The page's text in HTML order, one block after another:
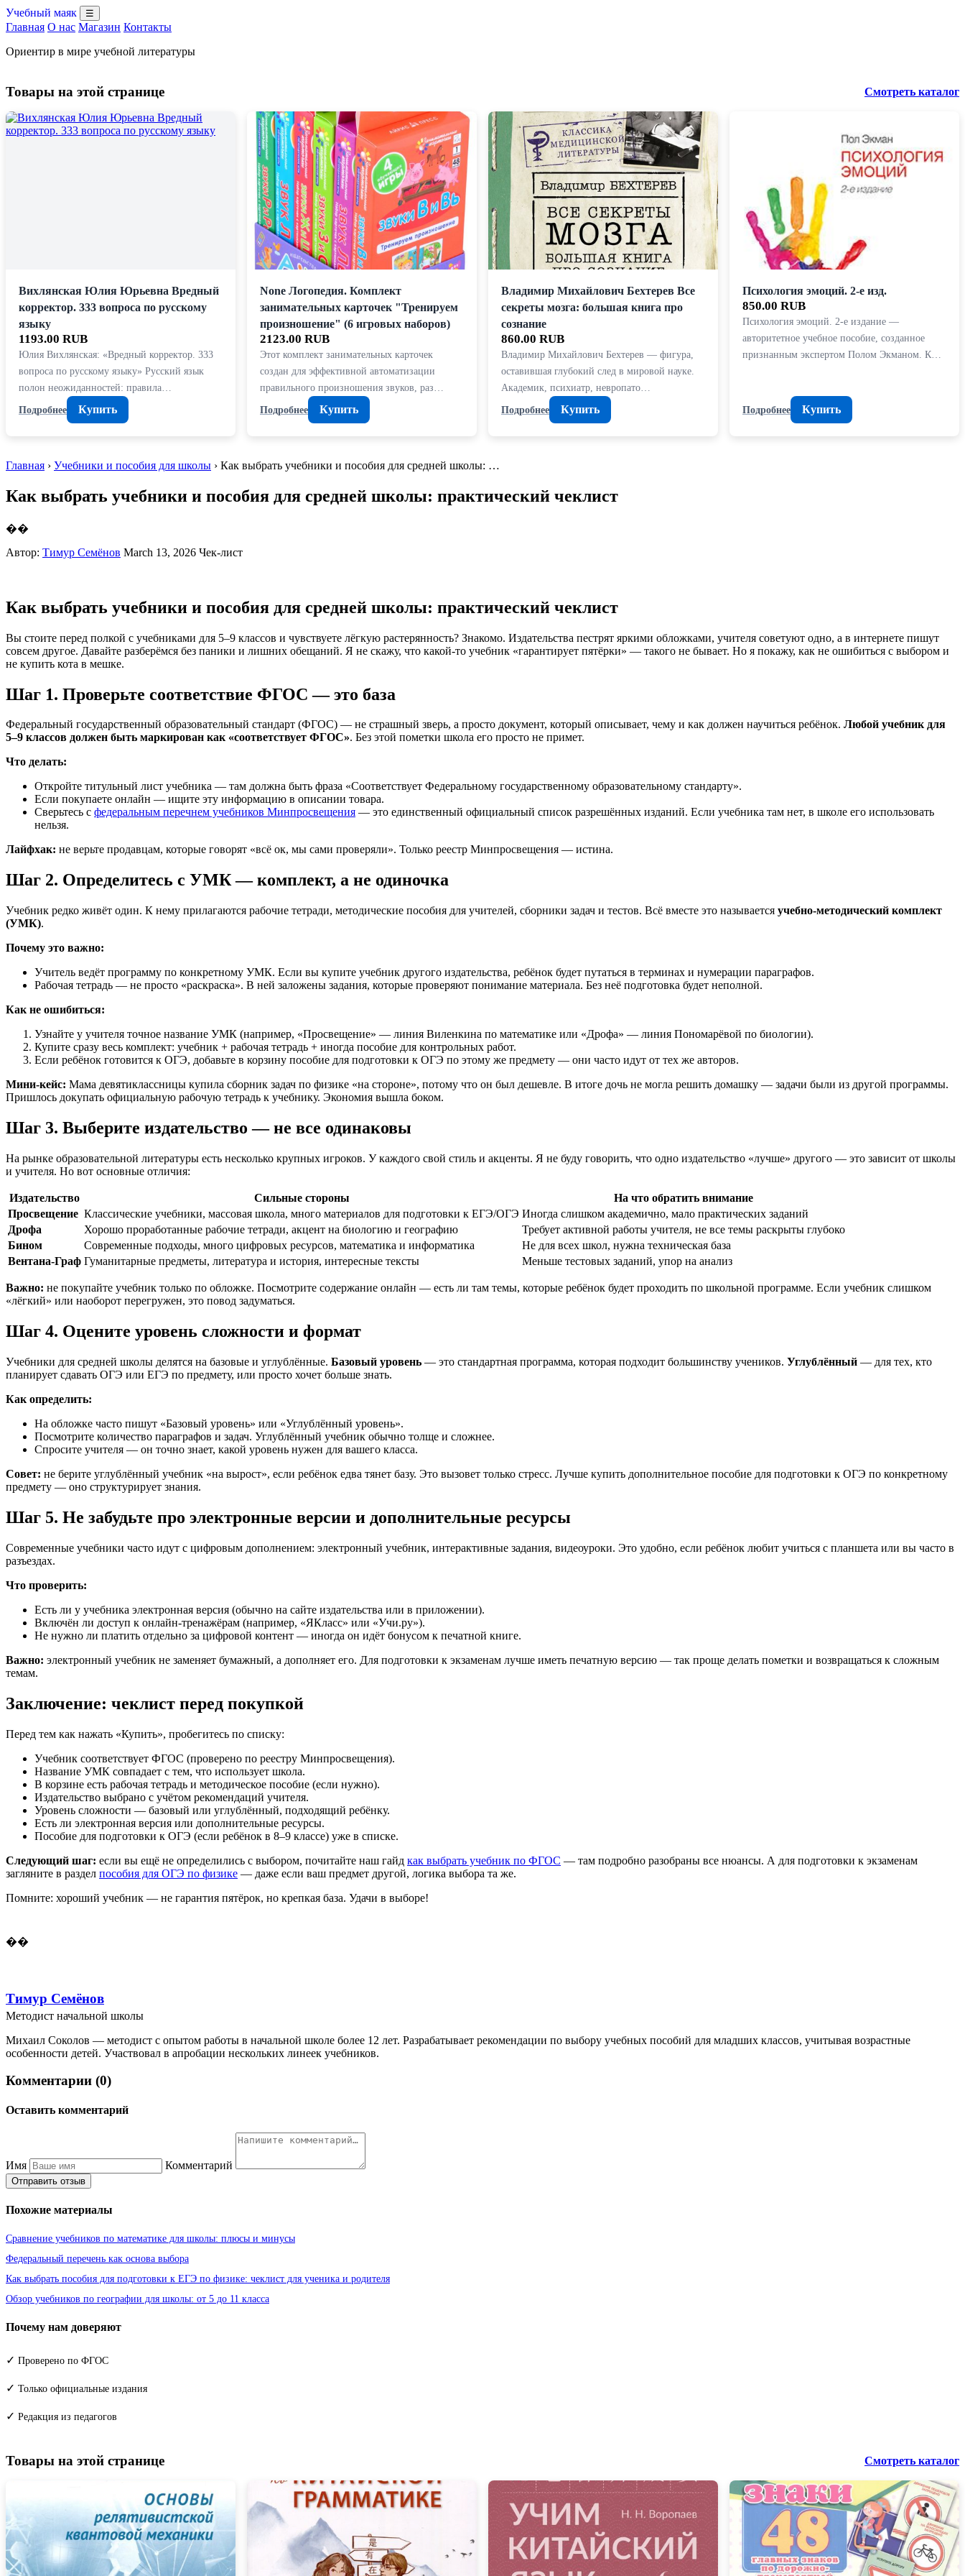
Учебный маяк ☰
Главная О нас Магазин Контакты
Ориентир в мире учебной литературы
Товары на этой странице Смотреть каталог
Вихлянская Юлия Юрьевна Вредный
корректор. 333 вопроса по русскому
языку
1193.00 RUB
Юлия Вихлянская: «Вредный корректор. 333
вопроса по русскому языку» Русский язык
полон неожиданностей: правила…
Подробнее
Купить
None Логопедия. Комплект
занимательных карточек "Тренируем
произношение" (6 игровых наборов)
2123.00 RUB
Этот комплект занимательных карточек
создан для эффективной автоматизации
правильного произношения звуков, раз…
Подробнее
Купить
Владимир Михайлович Бехтерев Все
секреты мозга: большая книга про
сознание
860.00 RUB
Владимир Михайлович Бехтерев — фигура,
оставившая глубокий след в мировой науке.
Академик, психиатр, невропато…
Подробнее
Купить
Психология эмоций. 2-е изд.
850.00 RUB
Психология эмоций. 2-е издание —
авторитетное учебное пособие, созданное
признанным экспертом Полом Экманом. К…
Подробнее Купить
Главная › Учебники и пособия для школы › Как выбрать учебники и пособия для средней школы: …
Как выбрать учебники и пособия для средней школы: практический чеклист
��
Автор: Тимур Семёнов March 13, 2026 Чек-лист
Как выбрать учебники и пособия для средней школы: практический чеклист
Вы стоите перед полкой с учебниками для 5–9 классов и чувствуете лёгкую растерянность? Знакомо. Издательства пестрят яркими обложками, учителя советуют одно, а в интернете пишут
совсем другое. Давайте разберёмся без паники и лишних обещаний. Я не скажу, что какой-то учебник «гарантирует пятёрки» — такого не бывает. Но я покажу, как не ошибиться с выбором и
не купить кота в мешке.
Шаг 1. Проверьте соответствие ФГОС — это база
Федеральный государственный образовательный стандарт (ФГОС) — не страшный зверь, а просто документ, который описывает, чему и как должен научиться ребёнок. Любой учебник для
5–9 классов должен быть маркирован как «соответствует ФГОС». Без этой пометки школа его просто не примет.
Что делать:
Откройте титульный лист учебника — там должна быть фраза «Соответствует Федеральному государственному образовательному стандарту».
Если покупаете онлайн — ищите эту информацию в описании товара.
Сверьтесь с федеральным перечнем учебников Минпросвещения — это единственный официальный список разрешённых изданий. Если учебника там нет, в школе его использовать
нельзя.
Лайфхак: не верьте продавцам, которые говорят «всё ок, мы сами проверяли». Только реестр Минпросвещения — истина.
Шаг 2. Определитесь с УМК — комплект, а не одиночка
Учебник редко живёт один. К нему прилагаются рабочие тетради, методические пособия для учителей, сборники задач и тестов. Всё вместе это называется учебно-методический комплект
(УМК).
Почему это важно:
Учитель ведёт программу по конкретному УМК. Если вы купите учебник другого издательства, ребёнок будет путаться в терминах и нумерации параграфов.
Рабочая тетрадь — не просто «раскраска». В ней заложены задания, которые проверяют понимание материала. Без неё подготовка будет неполной.
Как не ошибиться:
Узнайте у учителя точное название УМК (например, «Просвещение» — линия Виленкина по математике или «Дрофа» — линия Пономарёвой по биологии).
Купите сразу весь комплект: учебник + рабочая тетрадь + иногда пособие для контрольных работ.
Если ребёнок готовится к ОГЭ, добавьте в корзину пособие для подготовки к ОГЭ по этому же предмету — они часто идут от тех же авторов.
Мини-кейс: Мама девятиклассницы купила сборник задач по физике «на стороне», потому что он был дешевле. В итоге дочь не могла решить домашку — задачи были из другой программы.
Пришлось докупать официальную рабочую тетрадь к учебнику. Экономия вышла боком.
Шаг 3. Выберите издательство — не все одинаковы
На рынке образовательной литературы есть несколько крупных игроков. У каждого свой стиль и акценты. Я не буду говорить, что одно издательство «лучше» другого — это зависит от школы
и учителя. Но вот основные отличия:
Издательство Сильные стороны
На что обратить внимание
Просвещение Классические учебники, массовая школа, много материалов для подготовки к ЕГЭ/ОГЭ Иногда слишком академично, мало практических заданий
Дрофа
Хорошо проработанные рабочие тетради, акцент на биологию и географию
Требует активной работы учителя, не все темы раскрыты глубоко
Бином
Современные подходы, много цифровых ресурсов, математика и информатика
Не для всех школ, нужна техническая база
Вентана-Граф Гуманитарные предметы, литература и история, интересные тексты Меньше тестовых заданий, упор на анализ
Важно: не покупайте учебник только по обложке. Посмотрите содержание онлайн — есть ли там темы, которые ребёнок будет проходить по школьной программе. Если учебник слишком
«лёгкий» или наоборот перегружен, это повод задуматься.
Шаг 4. Оцените уровень сложности и формат
Учебники для средней школы делятся на базовые и углублённые. Базовый уровень — это стандартная программа, которая подходит большинству учеников. Углублённый — для тех, кто
планирует сдавать ОГЭ или ЕГЭ по предмету, или просто хочет больше знать.
Как определить:
На обложке часто пишут «Базовый уровень» или «Углублённый уровень».
Посмотрите количество параграфов и задач. Углублённый учебник обычно толще и сложнее.
Спросите учителя — он точно знает, какой уровень нужен для вашего класса.
Совет: не берите углублённый учебник «на вырост», если ребёнок едва тянет базу. Это вызовет только стресс. Лучше купить дополнительное пособие для подготовки к ОГЭ по конкретному
предмету — оно структурирует знания.
Шаг 5. Не забудьте про электронные версии и дополнительные ресурсы
Современные учебники часто идут с цифровым дополнением: электронный учебник, интерактивные задания, видеоуроки. Это удобно, если ребёнок любит учиться с планшета или вы часто в
разъездах.
Что проверить:
Есть ли у учебника электронная версия (обычно на сайте издательства или в приложении).
Включён ли доступ к онлайн-тренажёрам (например, «ЯКласс» или «Учи.ру»).
Не нужно ли платить отдельно за цифровой контент — иногда он идёт бонусом к печатной книге.
Важно: электронный учебник не заменяет бумажный, а дополняет его. Для подготовки к экзаменам лучше иметь печатную версию — так проще делать пометки и возвращаться к сложным
темам.
Заключение: чеклист перед покупкой
Перед тем как нажать «Купить», пробегитесь по списку:
Учебник соответствует ФГОС (проверено по реестру Минпросвещения).
Название УМК совпадает с тем, что использует школа.
В корзине есть рабочая тетрадь и методическое пособие (если нужно).
Издательство выбрано с учётом рекомендаций учителя.
Уровень сложности — базовый или углублённый, подходящий ребёнку.
Есть ли электронная версия или дополнительные ресурсы.
Пособие для подготовки к ОГЭ (если ребёнок в 8–9 классе) уже в списке.
Следующий шаг: если вы ещё не определились с выбором, почитайте наш гайд как выбрать учебник по ФГОС — там подробно разобраны все нюансы. А для подготовки к экзаменам
загляните в раздел пособия для ОГЭ по физике — даже если ваш предмет другой, логика выбора та же.
Помните: хороший учебник — не гарантия пятёрок, но крепкая база. Удачи в выборе!
��
Тимур Семёнов
Методист начальной школы
Михаил Соколов — методист с опытом работы в начальной школе более 12 лет. Разрабатывает рекомендации по выбору учебных пособий для младших классов, учитывая возрастные
особенности детей. Участвовал в апробации нескольких линеек учебников.
Комментарии (0)
Оставить комментарий
Имя Комментарий
Отправить отзыв
Похожие материалы
Сравнение учебников по математике для школы: плюсы и минусы
Федеральный перечень как основа выбора
Как выбрать пособия для подготовки к ЕГЭ по физике: чеклист для ученика и родителя
Обзор учебников по географии для школы: от 5 до 11 класса
Почему нам доверяют
✓ Проверено по ФГОС
✓ Только официальные издания
✓ Редакция из педагогов
Товары на этой странице Смотреть каталог